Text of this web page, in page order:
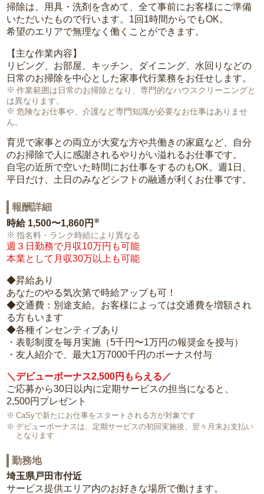
掃除は、用具・洗剤を含めて、全て事前にお客様にご準備
いただいたもので行います。1回1時間からでもOK。
希望のエリアで無理なく働くことができます。
【主な作業内容】
リビング、お部屋、キッチン、ダイニング、水回りなどの
日常のお掃除を中心とした家事代行業務をお任せします。
作業範囲は日常のお掃除となり、専門的なハウスクリーニングと
は異なります。
危険なお仕事や、介護など専門知識が必要なお仕事はありませ
ん。
育児で家事との両立が大変な方や共働きの家庭など、自分
のお掃除で人に感謝されるやりがい溢れるお仕事です。
自宅の近所で空いた時間にお仕事をするのもOK。週1日、
平日だけ、土日のみなどシフトの融通が利くお仕事です。
報酬詳細
時給 1,500〜1,860円 ※
指名料・ランク時給により異なる
週３日勤務で月収10万円も可能
本業として月収30万以上も可能
◆昇給あり
あなたのやる気次第で時給アップも可！
◆交通費：別途支給。お客様によっては交通費を増額され
る方もいます
◆各種インセンティブあり
・表彰制度を毎月実施（5千円〜1万円の報奨金を授与）
・友人紹介で、最大1万7000千円のボーナス付与
＼デビューボーナス2,500円もらえる／
ご応募から30日以内に定期サービスの担当になると、
2,500円プレゼント
CaSyで新たにお仕事をスタートされる方が対象です
デビューボーナスは、定期サービスの初回実施後、翌々月末お支払い
となります
勤務地
埼玉県戸田市付近
サービス提供エリア内のお好きな場所で働けます。